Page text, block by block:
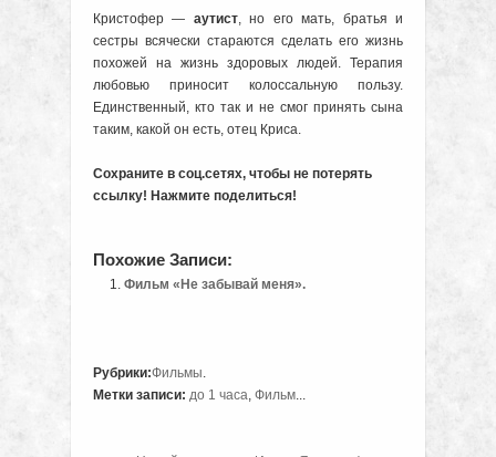
Кристофер — аутист, но его мать, братья и
сестры всячески стараются сделать его жизнь
похожей на жизнь здоровых людей. Терапия
любовью приносит колоссальную пользу.
Единственный, кто так и не смог принять сына
таким, какой он есть, отец Криса.
Сохраните в соц.сетях, чтобы не потерять
ссылку! Нажмите поделиться!
Похожие Записи:
Фильм «Не забывай меня».
Рубрики:Фильмы.
Метки записи: до 1 часа, Фильм...